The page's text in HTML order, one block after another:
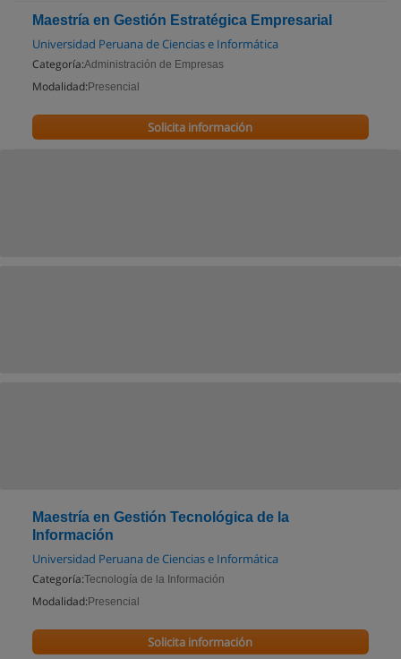
Maestría en Gestión Estratégica Empresarial
Universidad Peruana de Ciencias e Informática
Categoría:Administración de Empresas
Modalidad: Presencial
Solicita información
Maestría en Gestión Tecnológica de la
Información
Universidad Peruana de Ciencias e Informática
Categoría:Tecnología de la Información
Modalidad: Presencial
Solicita información